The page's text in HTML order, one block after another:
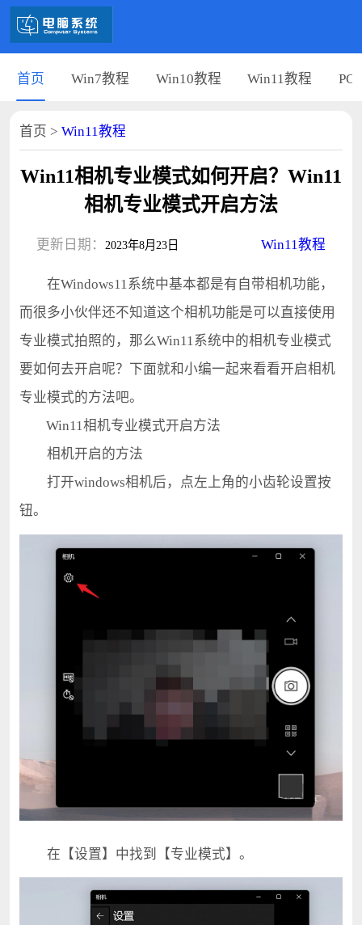
首页 Win7教程 Win10教程 Win11教程 PC
首页 > Win11教程
Win11相机专业模式如何开启？Win11
相机专业模式开启方法
更新日期： 2023年8月23日 Win11教程
在Windows11系统中基本都是有自带相机功能，
而很多小伙伴还不知道这个相机功能是可以直接使用
专业模式拍照的，那么Win11系统中的相机专业模式
要如何去开启呢？下面就和小编一起来看看开启相机
专业模式的方法吧。
Win11相机专业模式开启方法
相机开启的方法
打开windows相机后，点左上角的小齿轮设置按
钮。
在【设置】中找到【专业模式】。